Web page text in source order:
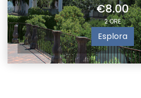
€8.00
2 ORE
Esplora